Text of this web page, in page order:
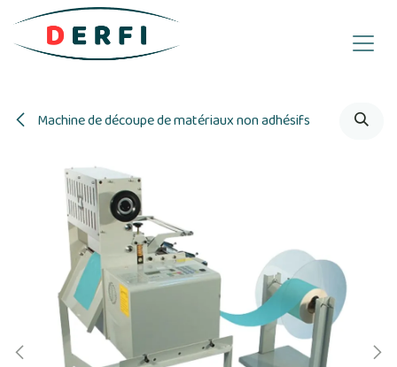
Se rendre au contenu
Machine de découpe de matériaux non adhésifs